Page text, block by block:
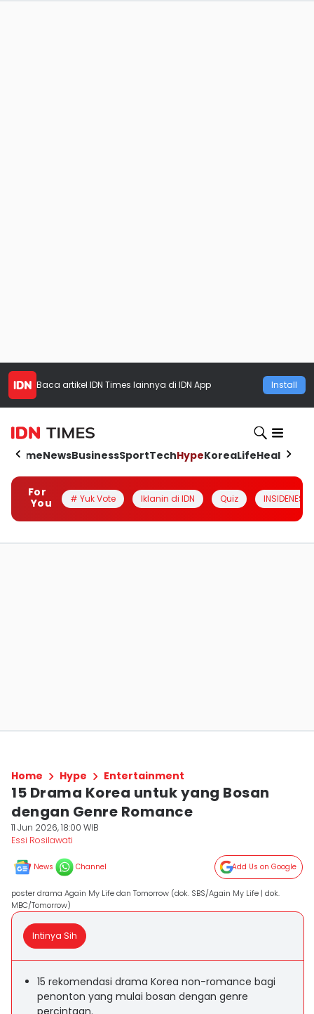
Baca artikel IDN Times lainnya di IDN App Install
HomeNewsBusinessSportTechHypeKoreaLifeHealth
For
You
# Yuk Vote Iklanin di IDN Quiz INSIDENESIA
Home Hype Entertainment
15 Drama Korea untuk yang Bosan
dengan Genre Romance
11 Jun 2026, 18:00 WIB
Essi Rosilawati
News Channel Add Us on Google
poster drama Again My Life dan Tomorrow (dok. SBS/Again My Life | dok.
MBC/Tomorrow)
Intinya Sih
15 rekomendasi drama Korea non-romance bagi
penonton yang mulai bosan dengan genre
percintaan.